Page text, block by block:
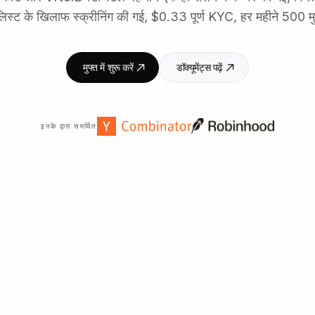
के खिलाफ स्क्रीनिंग की गई, $0.33 पूर्ण KYC, हर महीने 500
मुफ्त में शुरू करें डॉक्यूमेंट्स पढ़ें
इनके द्वारा समर्थित